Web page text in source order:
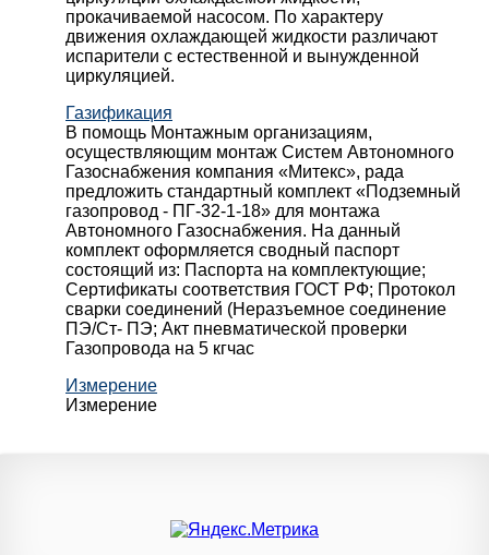
прокачиваемой насосом. По характеру
движения охлаждающей жидкости различают
испарители с естественной и вынужденной
циркуляцией.
Газификация
В помощь Монтажным организациям,
осуществляющим монтаж Систем Автономного
Газоснабжения компания «Митекс», рада
предложить стандартный комплект «Подземный
газопровод - ПГ-32-1-18» для монтажа
Автономного Газоснабжения. На данный
комплект оформляется сводный паспорт
состоящий из: Паспорта на комплектующие;
Сертификаты соответствия ГОСТ РФ; Протокол
сварки соединений (Неразъемное соединение
ПЭ/Ст- ПЭ; Акт пневматической проверки
Газопровода на 5 кгчас
Измерение
Измерение